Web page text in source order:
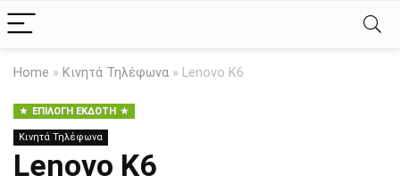
Home » Κινητά Τηλέφωνα » Lenovo K6
ΕΠΙΛΟΓΉ ΕΚΔΌΤΗ
Κινητά Τηλέφωνα
Lenovo K6